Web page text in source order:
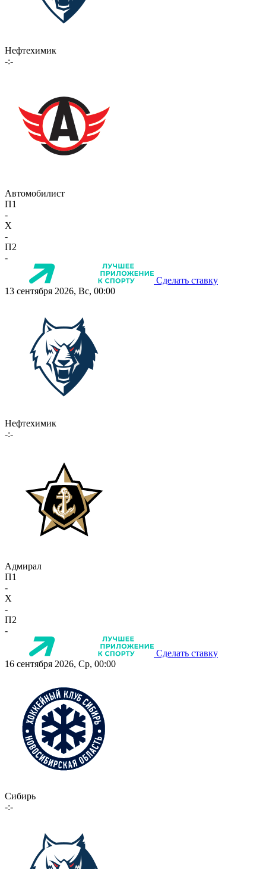
Нефтехимик
-:-
Автомобилист
П1
-
X
-
П2
-
Сделать ставку
13 сентября 2026, Вс, 00:00
Нефтехимик
-:-
Адмирал
П1
-
X
-
П2
-
Сделать ставку
16 сентября 2026, Ср, 00:00
Сибирь
-:-